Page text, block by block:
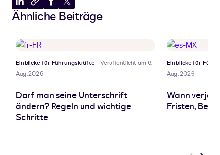
Auf
LinkedIn
In
Zwischenablage
Auf
Facebook
Auf
X
Ähnliche Beiträge
Einblicke für Führungskräfte
Veröffentlicht am 6.
Aug. 2026
Darf man seine Unterschrift
ändern? Regeln und wichtige
Schritte
Einblicke für
Aug. 2026
Wann
Fristen,